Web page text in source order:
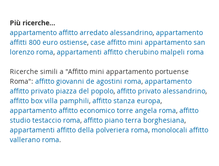
Ricerche simili a "Affitto mini appartamento portuense
Roma": affitto giovanni de agostini roma, appartamento
affitto privato piazza del popolo, affitto privato alessandrino,
affitto box villa pamphili, affitto stanza europa,
appartamento affitto economico torre angela roma, affitto
studio testaccio roma, affitto piano terra borghesiana,
appartamenti affitto della polveriera roma, monolocali affitto
vallerano roma.
Più ricerche...
appartamento affitto arredato alessandrino, appartamento
affitti 800 euro ostiense, case affitto mini appartamento san
lorenzo roma, appartamenti affitto cherubino malpeli roma